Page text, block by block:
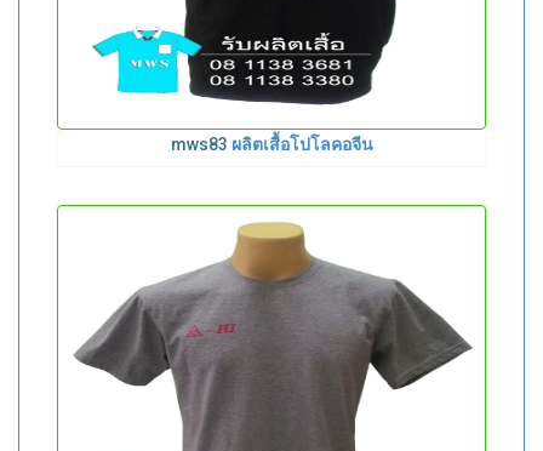
mws83 ผลิตเสื้อโปโลคอจีน